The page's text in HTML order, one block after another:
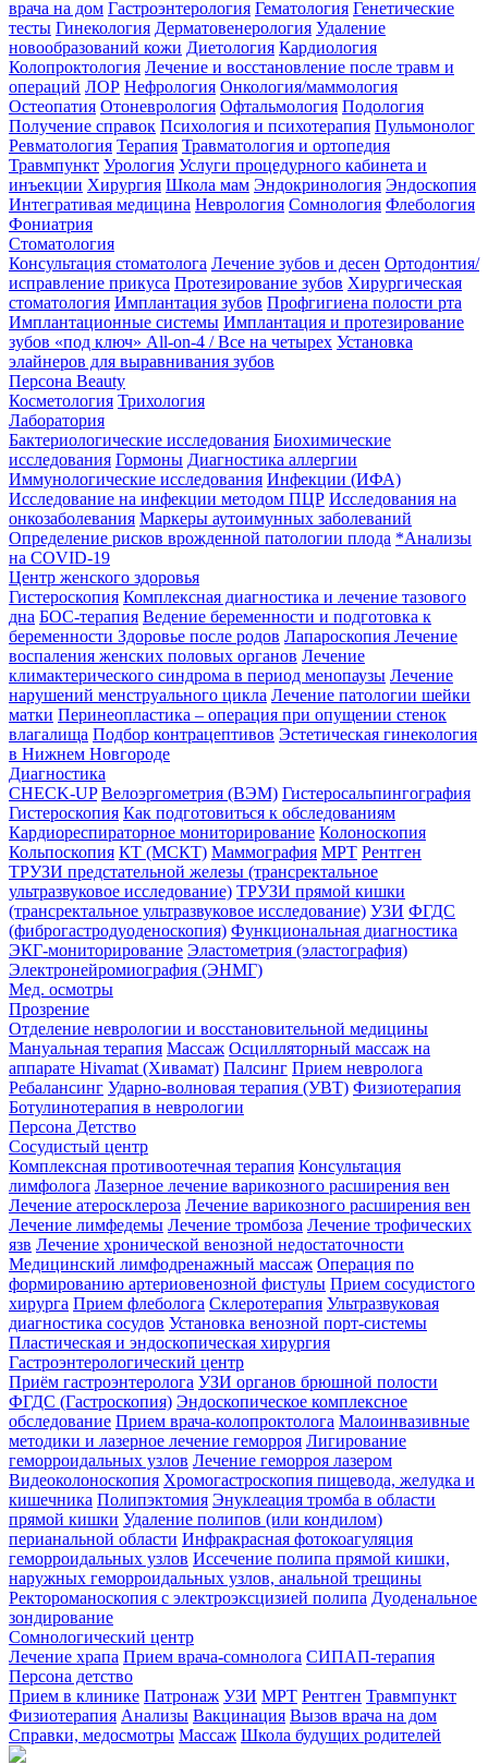
врача на дом Гастроэнтерология Гематология Генетические
тесты Гинекология Дерматовенерология Удаление
новообразований кожи Диетология Кардиология
Колопроктология Лечение и восстановление после травм и
операций ЛОР Нефрология Онкология/маммология
Остеопатия Отоневрология Офтальмология Подология
Получение справок Психология и психотерапия Пульмонолог
Ревматология Терапия Травматология и ортопедия
Травмпункт Урология Услуги процедурного кабинета и
инъекции Хирургия Школа мам Эндокринология Эндоскопия
Интегративая медицина Неврология Сомнология Флебология
Фониатрия
Стоматология
Консультация стоматолога Лечение зубов и десен Ортодонтия/
исправление прикуса Протезирование зубов Хирургическая
стоматология Имплантация зубов Профгигиена полости рта
Имплантационные системы Имплантация и протезирование
зубов «под ключ» All-on-4 / Все на четырех Установка
элайнеров для выравнивания зубов
Персона Beauty
Косметология Трихология
Лаборатория
Бактериологические исследования Биохимические
исследования Гормоны Диагностика аллергии
Иммунологические исследования Инфекции (ИФА)
Исследование на инфекции методом ПЦР Исследования на
онкозаболевания Маркеры аутоимунных заболеваний
Определение рисков врожденной патологии плода *Анализы
на COVID-19
Центр женского здоровья
Гистероскопия Комплексная диагностика и лечение тазового
дна БОС-терапия Ведение беременности и подготовка к
беременности Здоровье после родов Лапароскопия Лечение
воспаления женских половых органов Лечение
климактерического синдрома в период менопаузы Лечение
нарушений менструального цикла Лечение патологии шейки
матки Перинеопластика – операция при опущении стенок
влагалища Подбор контрацептивов Эстетическая гинекология
в Нижнем Новгороде
Диагностика
CHECK-UP Велоэргометрия (ВЭМ) Гистеросальпингография
Гистероскопия Как подготовиться к обследованиям
Кардиореспираторное мониторирование Колоноскопия
Кольпоскопия КТ (МСКТ) Маммография МРТ Рентген
ТРУЗИ предстательной железы (трансректальное
ультразвуковое исследование) ТРУЗИ прямой кишки
(трансректальное ультразвуковое исследование) УЗИ ФГДС
(фиброгастродуоденоскопия) Функциональная диагностика
ЭКГ-мониторирование Эластометрия (эластография)
Электронейромиография (ЭНМГ)
Мед. осмотры
Прозрение
Отделение неврологии и восстановительной медицины
Мануальная терапия Массаж Осцилляторный массаж на
аппарате Hivamat (Хивамат) Палсинг Прием невролога
Ребалансинг Ударно-волновая терапия (УВТ) Физиотерапия
Ботулинотерапия в неврологии
Персона Детство
Сосудистый центр
Комплексная противоотечная терапия Консультация
лимфолога Лазерное лечение варикозного расширения вен
Лечение атеросклероза Лечение варикозного расширения вен
Лечение лимфедемы Лечение тромбоза Лечение трофических
язв Лечение хронической венозной недостаточности
Медицинский лимфодренажный массаж Операция по
формированию артериовенозной фистулы Прием сосудистого
хирурга Прием флеболога Склеротерапия Ультразвуковая
диагностика сосудов Установка венозной порт-системы
Пластическая и эндоскопическая хирургия
Гастроэнтерологический центр
Приём гастроэнтеролога УЗИ органов брюшной полости
ФГДС (Гастроскопия) Эндоскопическое комплексное
обследование Прием врача-колопроктолога Малоинвазивные
методики и лазерное лечение геморроя Лигирование
геморроидальных узлов Лечение геморроя лазером
Видеоколоноскопия Хромогастроскопия пищевода, желудка и
кишечника Полипэктомия Энуклеация тромба в области
прямой кишки Удаление полипов (или кондилом)
перианальной области Инфракрасная фотокоагуляция
геморроидальных узлов Иссечение полипа прямой кишки,
наружных геморроидальных узлов, анальной трещины
Ректороманоскопия с электроэксцизией полипа Дуоденальное
зондирование
Сомнологический центр
Лечение храпа Прием врача-сомнолога СИПАП-терапия
Персона детство
Прием в клинике Патронаж УЗИ МРТ Рентген Травмпункт
Физиотерапия Анализы Вакцинация Вызов врача на дом
Справки, медосмотры Массаж Школа будущих родителей